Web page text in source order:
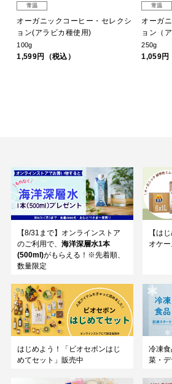
常温
オーガニックコーヒー・セレクシ
ョン(アラビカ種使用)
100g
1,599円（税込）
常温
オーガ
ョン（
250g
1,059円
【8/31まで】オンラインストア
のご利用で、 海洋深層水1本
(500ml)がもらえる！※先着順、
数量限定
【は
オケ
はじめよう！「ビオセボンはじ
めてセット」販売中
冷凍
菜・